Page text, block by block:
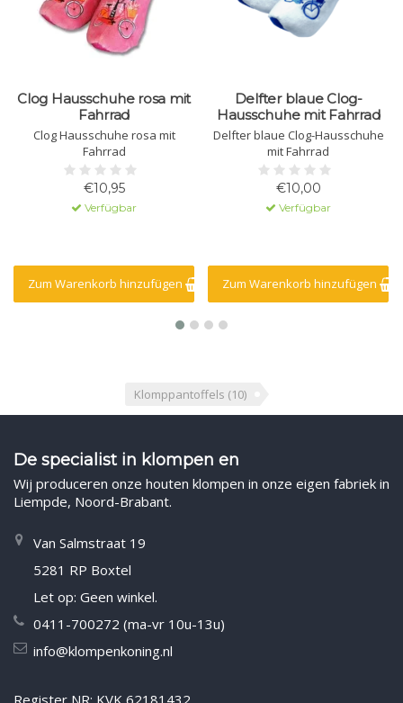
Clog Hausschuhe rosa mit
Fahrrad
Clog Hausschuhe rosa mit
Fahrrad
€10,95
Verfügbar
Zum Warenkorb hinzufügen
Delfter blaue Clog-
Hausschuhe mit Fahrrad
Delfter blaue Clog-Hausschuhe
mit Fahrrad
€10,00
Verfügbar
Zum Warenkorb hinzufügen
Klomppantoffels (10)
De specialist in klompen en
Wij produceren onze houten klompen in onze eigen fabriek in
Liempde, Noord-Brabant.
Van Salmstraat 19
5281 RP Boxtel
Let op: Geen winkel.
0411-700272 (ma-vr 10u-13u)
info@klompenkoning.nl